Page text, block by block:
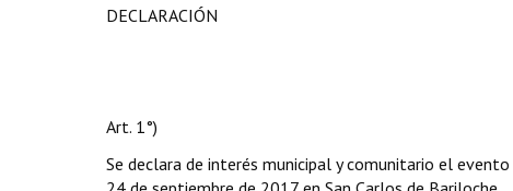
DECLARACIÓN
Art. 1°)
Se declara de interés municipal y comunitario el